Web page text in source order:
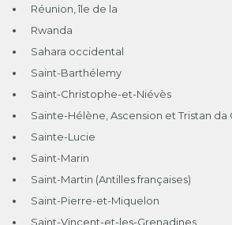
Réunion, île de la
Rwanda
Sahara occidental
Saint-Barthélemy
Saint-Christophe-et-Niévès
Sainte-Hélène, Ascension et Tristan da
Sainte-Lucie
Saint-Marin
Saint-Martin (Antilles françaises)
Saint-Pierre-et-Miquelon
Saint-Vincent-et-les-Grenadines